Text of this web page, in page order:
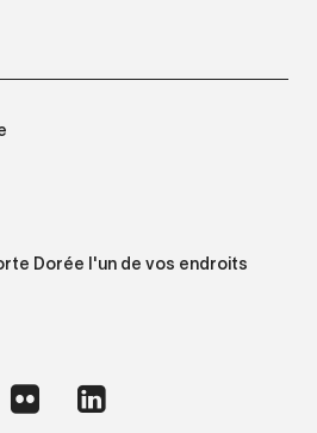
Dorée l'un de vos endroits